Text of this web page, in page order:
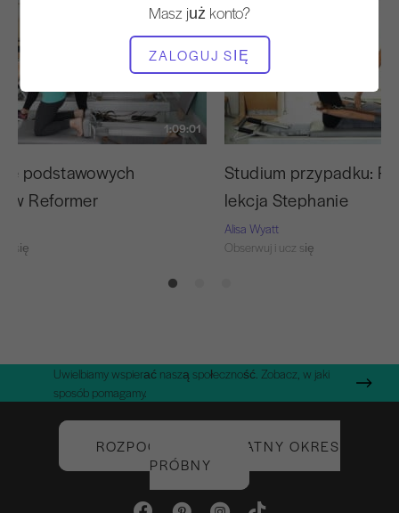
Masz już konto?
ZALOGUJ SIĘ
1:09:01
podstawowych
Reformer
się
Studium przypadku:
lekcja Stephanie
Alisa Wyatt
Obserwuj i ucz się
Uwielbiamy wspierać naszą społeczność. Zobacz, w jaki
sposób pomagamy.
ROZPOCZNIJ BEZPŁATNY OKRES
PRÓBNY